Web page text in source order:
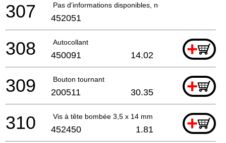
Pas d'informations disponibles, non commandable
307 452051
Autocollant +
308 450091 14.02
Bouton tournant +
309 200511 30.35
Vis à tête bombée 3,5 x 14 mm +
310 452450 1.81